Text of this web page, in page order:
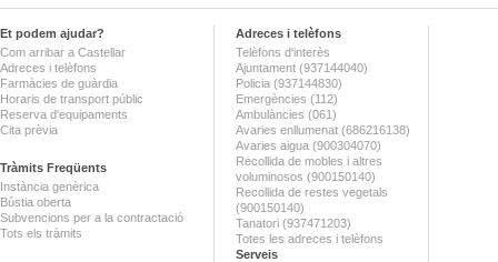
Et podem ajudar?
Com arribar a Castellar
Adreces i telèfons
Farmàcies de guàrdia
Horaris de transport públic
Reserva d'equipaments
Cita prèvia
Tràmits Freqüents
Instància genèrica
Bústia oberta
Subvencions per a la contractació
Tots els tràmits
Adreces i telèfons
Telèfons d'interès
Ajuntament (937144040)
Policia (937144830)
Emergències (112)
Ambulàncies (061)
Avaries enllumenat (686216138)
Avaries aigua (900304070)
Recollida de mobles i altres
voluminosos (900150140)
Recollida de restes vegetals
(900150140)
Tanatori (937471203)
Totes les adreces i telèfons
Serveis